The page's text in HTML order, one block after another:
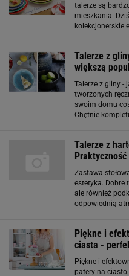
talerze są
mieszkania.
kolekcjonerskie
Talerze z
większą
Talerze z gliny -
tworzonych
swoim domu
Chętnie
Talerze z
Zastawa
estetyka. Dobre
ale również
odpowiednią
Piękne i
ciasta -
Piękne i
patery na ciasto